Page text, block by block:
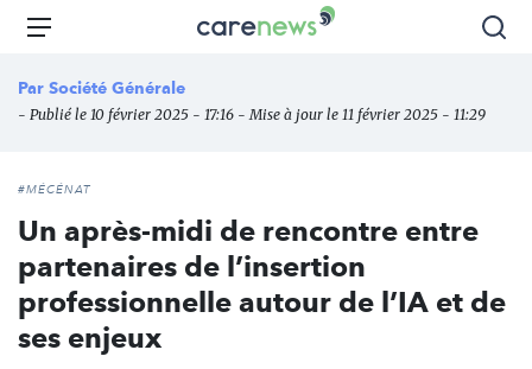
Aller
principal
Carenews,
des
Menu
Par Société Générale
- Publié le 10 février 2025 - 17:16 - Mise à jour le 11 février 2025 - 11:29
#MÉCÉNAT
Un après-midi de rencontre entre
partenaires de l’insertion
professionnelle autour de l’IA et de
ses enjeux